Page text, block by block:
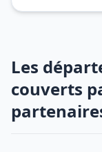
Les
couverts